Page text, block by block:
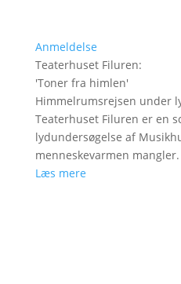
Anmeldelse
Teaterhuset Filuren:
'Toner fra himlen'
Himmelrumsrejsen under
Teaterhuset Filuren er en
lydundersøgelse af
menneskevarmen mangler.
Læs mere